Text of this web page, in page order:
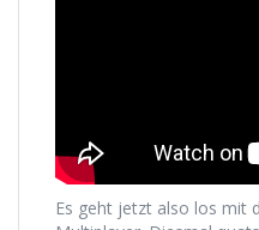
Es geht jetzt also los mit